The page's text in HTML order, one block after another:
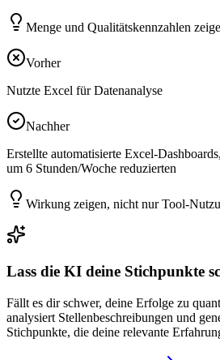
Menge und Qualitätskennzahlen
Vorher
Nutzte Excel für Datenanalyse
Nachher
Erstellte automatisierte Excel-
um 6 Stunden/Woche reduzierten
Wirkung zeigen, nicht nur Tool-
Lass die KI deine Stichpunkte
Fällt es dir schwer, deine Erfolge zu
analysiert Stellenbeschreibungen und
Stichpunkte, die deine relevante